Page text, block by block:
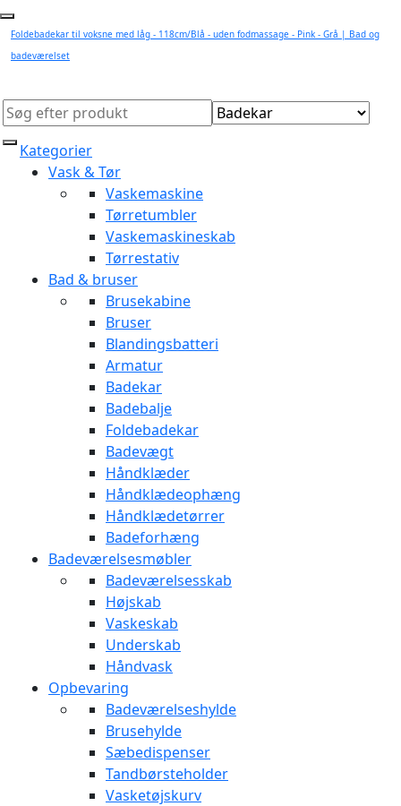
Foldebadekar til voksne med låg - 118cm/Blå - uden fodmassage - Pink - Grå | Bad og
badeværelset
Kategorier
Vask & Tør
Vaskemaskine
Tørretumbler
Vaskemaskineskab
Tørrestativ
Bad & bruser
Brusekabine
Bruser
Blandingsbatteri
Armatur
Badekar
Badebalje
Foldebadekar
Badevægt
Håndklæder
Håndklædeophæng
Håndklædetørrer
Badeforhæng
Badeværelsesmøbler
Badeværelsesskab
Højskab
Vaskeskab
Underskab
Håndvask
Opbevaring
Badeværelseshylde
Brusehylde
Sæbedispenser
Tandbørsteholder
Vasketøjskurv